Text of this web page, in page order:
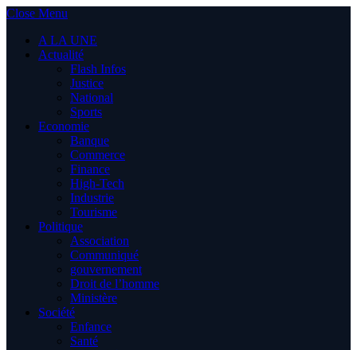
Close Menu
A LA UNE
Actualité
Flash Infos
Justice
National
Sports
Economie
Banque
Commerce
Finance
High-Tech
Industrie
Tourisme
Politique
Association
Communiqué
gouvernement
Droit de l’homme
Ministère
Société
Enfance
Santé